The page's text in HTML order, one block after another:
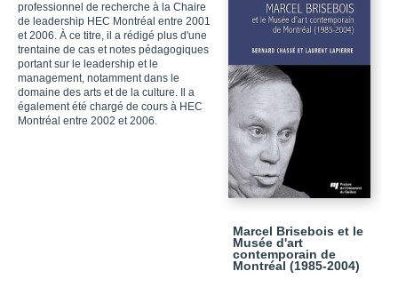
professionnel de recherche à la Chaire
de leadership HEC Montréal entre 2001
et 2006. À ce titre, il a rédigé plus d'une
trentaine de cas et notes pédagogiques
portant sur le leadership et le
management, notamment dans le
domaine des arts et de la culture. Il a
également été chargé de cours à HEC
Montréal entre 2002 et 2006.
Marcel Brisebois et le
Musée d'art
contemporain de
Montréal (1985-2004)